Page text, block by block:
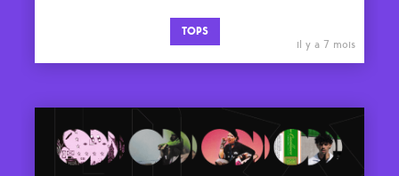
TOPS
il y a 7 mois